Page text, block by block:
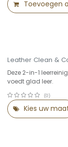
Toevoegen
Leather Clean &
Deze 2-in-1
voedt glad leer.
(0)
Kies uw